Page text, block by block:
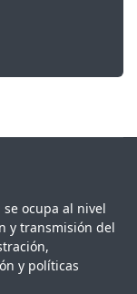
ocupa al nivel
y transmisión del
y políticas